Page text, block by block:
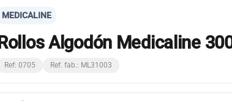
MEDICALINE
Rollos Algodón Medicaline
Ref: 0705 Ref. fab.: ML31003